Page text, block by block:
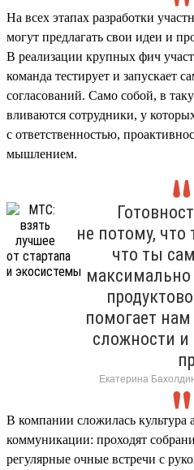
На всех этапах разработки
могут предлагать свои идеи и
В реализации крупных фич
команда тестирует и запускает
согласований. Само собой, в
вливаются сотрудники, у
с ответственностью,
мышлением.
не потому, что
что ты
максимально
помогает нам
сложности и
Екатерина
В компании сложилась культура
коммуникации: проходят
регулярные очные встречи с